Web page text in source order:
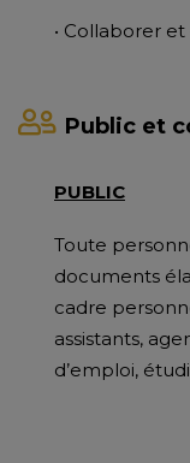
• Collaborer
Public et
PUBLIC
Toute
documents
cadre
assistants,
d’emploi,